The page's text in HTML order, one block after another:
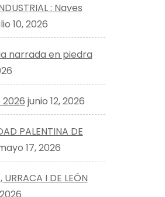
: Naves
10, 2026
narrada en piedra
2026 junio 12, 2026
PALENTINA DE
17, 2026
URRACA I DE LEÓN